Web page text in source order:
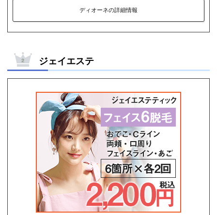
ディオーネの詳細情報
ジェイエステ